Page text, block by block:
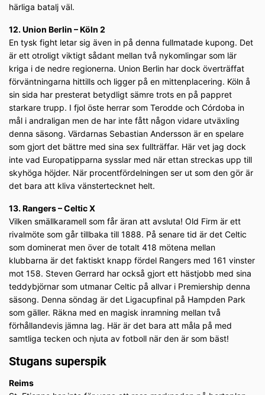
härliga batalj väl.
12. Union Berlin – Köln 2
En tysk fight letar sig även in på denna fullmatade kupong. Det
är ett otroligt viktigt sådant mellan två nykomlingar som lär
kriga i de nedre regionerna. Union Berlin har dock överträffat
förväntningarna hittills och ligger på en mittenplacering. Köln å
sin sida har presterat betydligt sämre trots en på pappret
starkare trupp. I fjol öste herrar som Terodde och Córdoba in
mål i andraligan men de har inte fått någon vidare utväxling
denna säsong. Värdarnas Sebastian Andersson är en spelare
som gjort det bättre med sina sex fullträffar. Här vet jag dock
inte vad Europatipparna sysslar med när ettan streckas upp till
skyhöga höjder. När procentfördelningen ser ut som den gör är
det bara att kliva vänstertecknet helt.
13. Rangers – Celtic X
Vilken smällkaramell som får äran att avsluta! Old Firm är ett
rivalmöte som går tillbaka till 1888. På senare tid är det Celtic
som dominerat men över de totalt 418 mötena mellan
klubbarna är det faktiskt knapp fördel Rangers med 161 vinster
mot 158. Steven Gerrard har också gjort ett hästjobb med sina
teddybjörnar som utmanar Celtic på allvar i Premiership denna
säsong. Denna söndag är det Ligacupfinal på Hampden Park
som gäller. Räkna med en magisk inramning mellan två
förhållandevis jämna lag. Här är det bara att måla på med
samtliga tecken och njuta av fotboll när den är som bäst!
Stugans superspik
Reims